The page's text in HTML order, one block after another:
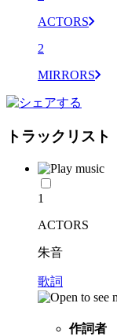
ACTORS
2
MIRRORS
トラックリスト
1
ACTORS
朱音
歌詞
作詞者